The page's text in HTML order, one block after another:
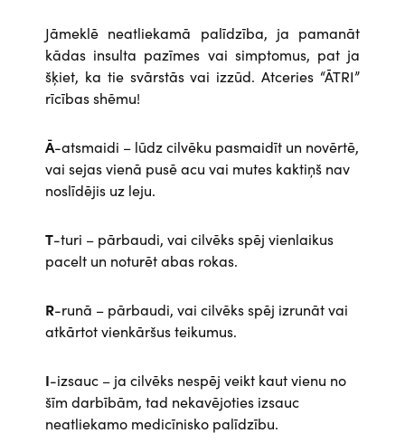
Jāmeklē neatliekamā palīdzība, ja pamanāt
kādas insulta pazīmes vai simptomus, pat ja
šķiet, ka tie svārstās vai izzūd. Atceries “ĀTRI”
rīcības shēmu!
Ā-atsmaidi – lūdz cilvēku pasmaidīt un novērtē,
vai sejas vienā pusē acu vai mutes kaktiņš nav
noslīdējis uz leju.
T-turi – pārbaudi, vai cilvēks spēj vienlaikus
pacelt un noturēt abas rokas.
R-runā – pārbaudi, vai cilvēks spēj izrunāt vai
atkārtot vienkāršus teikumus.
I-izsauc – ja cilvēks nespēj veikt kaut vienu no
šīm darbībām, tad nekavējoties izsauc
neatliekamo medicīnisko palīdzību.